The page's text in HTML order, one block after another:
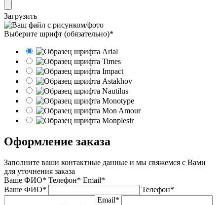
Загрузить
Выберите шрифт (обязательно)*
Оформление заказа
Заполните ваши контактные данные и мы свяжемся с Вами
для уточнения заказа
Ваше ФИО* Телефон* Email*
Ваше ФИО*
Телефон*
Email*